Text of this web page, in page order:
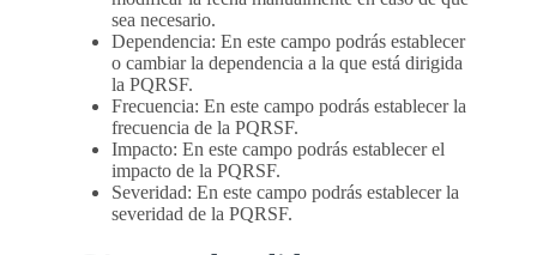
sea necesario.
Dependencia: En este campo podrás establecer
o cambiar la dependencia a la que está dirigida
la PQRSF.
Frecuencia: En este campo podrás establecer la
frecuencia de la PQRSF.
Impacto: En este campo podrás establecer el
impacto de la PQRSF.
Severidad: En este campo podrás establecer la
severidad de la PQRSF.